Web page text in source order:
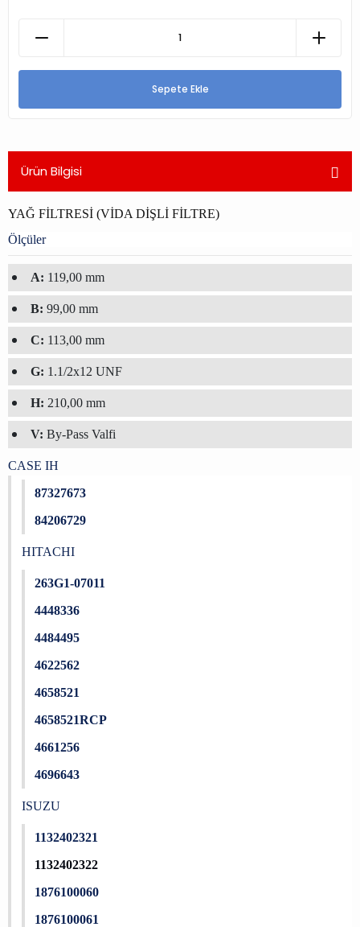
Sepete Ekle
Ürün Bilgisi
YAĞ FİLTRESİ (VİDA DİŞLİ FİLTRE)
Ölçüler
A: 119,00 mm
B: 99,00 mm
C: 113,00 mm
G: 1.1/2x12 UNF
H: 210,00 mm
V: By-Pass Valfi
CASE IH
87327673
84206729
HITACHI
263G1-07011
4448336
4484495
4622562
4658521
4658521RCP
4661256
4696643
ISUZU
1132402321
1132402322
1876100060
1876100061